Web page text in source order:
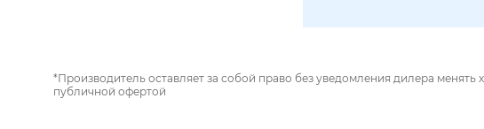
*Производитель оставляет за собой право без уведомления дилера
публичной офертой